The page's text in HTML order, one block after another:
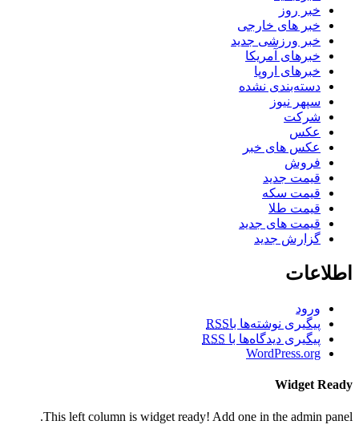
خبر روز
خبر های خارجی
خبر ورزشی جدید
خبرهای آمریکا
خبرهای اروپا
دسته‌بندی نشده
سپهر نیوز
شرکت
عکس
عکس های خبر
فروش
قیمت جدید
قیمت سکه
قیمت طلا
قیمت های جدید
گزارش جدید
اطلاعات
ورود
پیگیری نوشته‌ها باRSS
پیگیری دیدگاه‌ها با RSS
WordPress.org
Widget Ready
This left column is widget ready! Add one in the admin panel.